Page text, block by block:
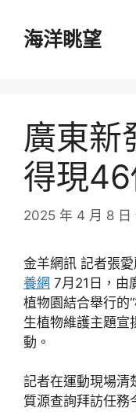
海洋眺望
廣東新
得現
2025 年 4 月 8 日
金羊網訊 記者張愛
養網 7月21日，由
植物園結合舉行的
生植物維護主題宣
動。
記者在運動現場清
質源查詢拜訪任務